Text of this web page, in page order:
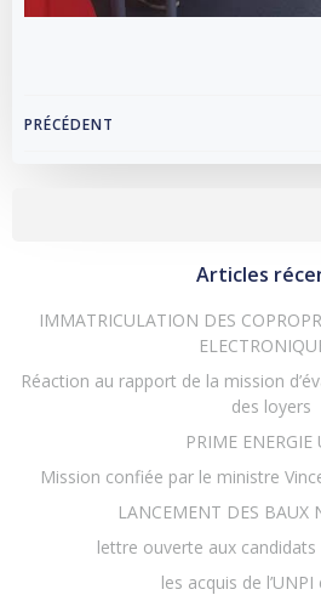
Navigation
PRÉCÉDENT
Articles
IMMATRICULATION DES
Réaction au rapport de la mission
des loyers
PRIME ENERGIE
Mission confiée par le ministre
LANCEMENT DES BAUX
lettre ouverte aux candidats
les acquis de l’UNPI